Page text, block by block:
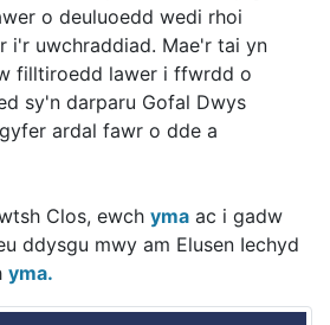
o deuluoedd wedi rhoi
i'r uwchraddiad. Mae'r tai yn
filltiroedd lawer i ffwrdd o
sy'n darparu Gofal Dwys
ardal fawr o dde a
Clos, ewch yma ac i gadw
ddysgu mwy am Elusen Iechyd
yma.